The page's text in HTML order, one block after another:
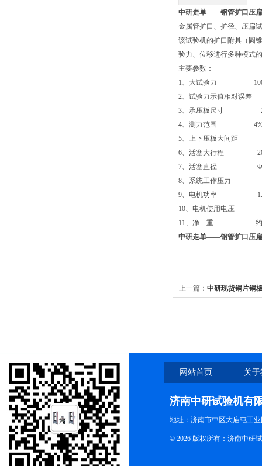
中研走单——钢管扩口压
金属管扩口、扩径、压扁
该试验机的扩口附具（圆
验力、位移进行多种模式
主要参数：
1、大试验力
2、试验力示值相对误
3、承压板尺寸
4、测力范围
5、上下压板大间距
6、活塞大行程
7、活塞直径
8、系统工作压力
9、电机功率
10、电机使用电压
11、净 重 约
中研走单——钢管扩口压
上一篇： 中研现货铜片铜
网站首页 关
济南中研试验机有
地址：济南市中区大庙屯工
© 2026 版权所有：济南中研